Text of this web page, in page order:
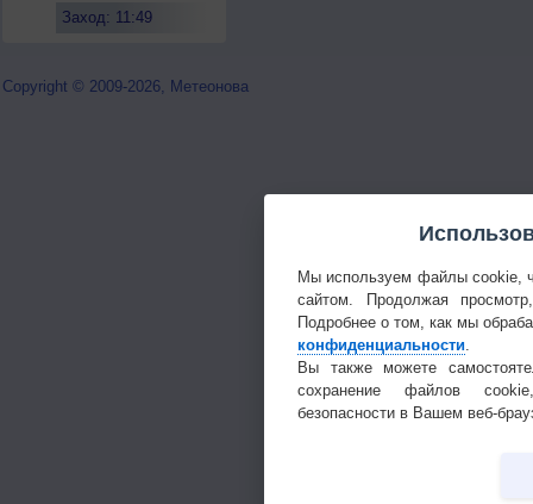
Заход: 11:49
Copyright © 2009-2026, Метеонова
Мы используем файлы cookie,
сайтом. Продолжая
Подробнее о том, как мы
конфиденциальности
Вы также можете
сохранение файлов
безопасности в Вашем веб-